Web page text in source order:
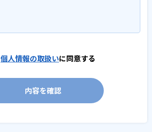
個人情報の取扱いに同意する
内容を確認